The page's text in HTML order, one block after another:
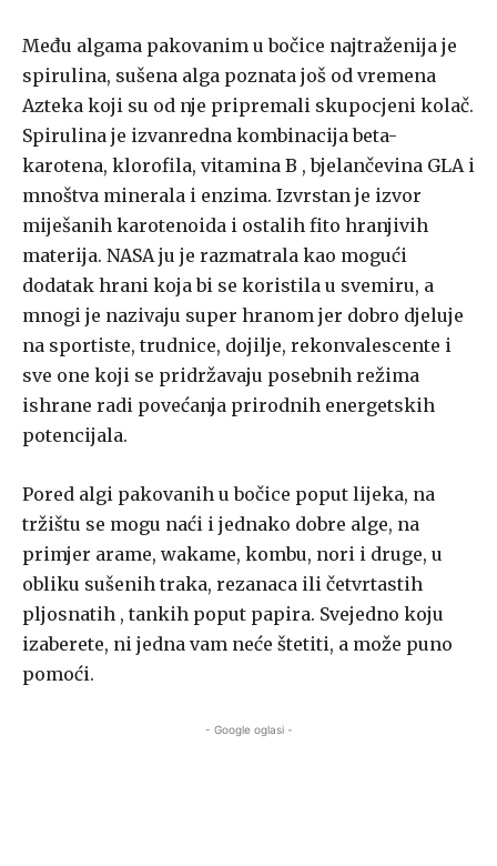
Među algama pakovanim u bočice najtraženija je
spirulina, sušena alga poznata još od vremena
Azteka koji su od nje pripremali skupocjeni kolač.
Spirulina je izvanredna kombinacija beta-
karotena, klorofila, vitamina B , bjelančevina GLA i
mnoštva minerala i enzima. Izvrstan je izvor
miješanih karotenoida i ostalih fito hranjivih
materija. NASA ju je razmatrala kao mogući
dodatak hrani koja bi se koristila u svemiru, a
mnogi je nazivaju super hranom jer dobro djeluje
na sportiste, trudnice, dojilje, rekonvalescente i
sve one koji se pridržavaju posebnih režima
ishrane radi povećanja prirodnih energetskih
potencijala.
Pored algi pakovanih u bočice poput lijeka, na
tržištu se mogu naći i jednako dobre alge, na
primjer arame, wakame, kombu, nori i druge, u
obliku sušenih traka, rezanaca ili četvrtastih
pljosnatih , tankih poput papira. Svejedno koju
izaberete, ni jedna vam neće štetiti, a može puno
pomoći.
- Google oglasi -